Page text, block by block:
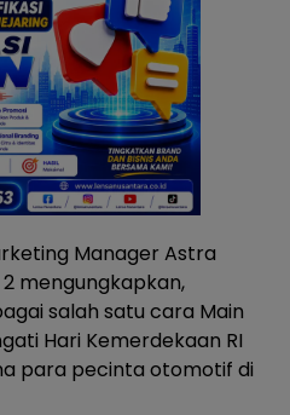
Manager Astra
mengungkapkan,
salah satu cara Main
Hari Kemerdekaan RI
para pecinta otomotif di